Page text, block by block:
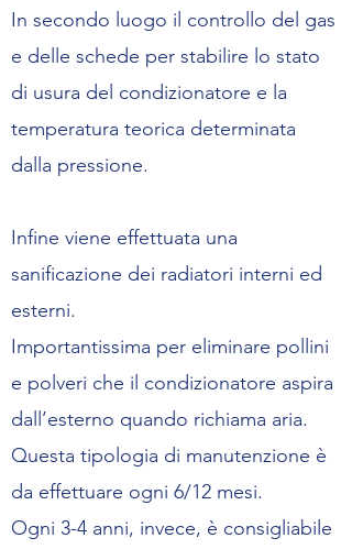
In secondo luogo il controllo del gas
e delle schede per stabilire lo stato
di usura del condizionatore e la
temperatura teorica determinata
dalla pressione.
Infine viene effettuata una
sanificazione dei radiatori interni ed
esterni.
Importantissima per eliminare pollini
e polveri che il condizionatore aspira
dall’esterno quando richiama aria.
Questa tipologia di manutenzione è
da effettuare ogni 6/12 mesi.
Ogni 3-4 anni, invece, è consigliabile